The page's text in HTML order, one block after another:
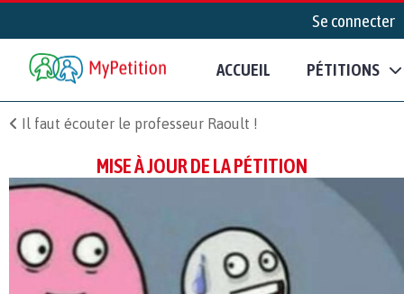
Se connecter
ACCUEIL PÉTITIONS
Il faut écouter le professeur Raoult !
MISE À JOUR DE LA PÉTITION